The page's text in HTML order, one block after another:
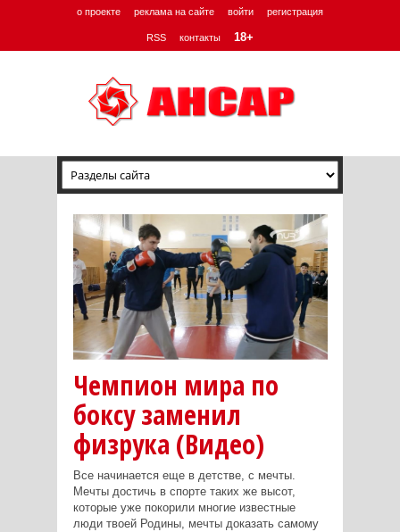
о проекте реклама на сайте войти регистрация
RSS контакты 18+
Чемпион мира по
боксу заменил
физрука (Видео)
Все начинается еще в детстве, с мечты.
Мечты достичь в спорте таких же высот,
которые уже покорили многие известные
люди твоей Родины, мечты доказать самому